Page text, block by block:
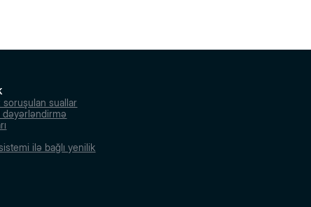
soruşulan suallar
dəyərləndirmə
ilə bağlı yenilik